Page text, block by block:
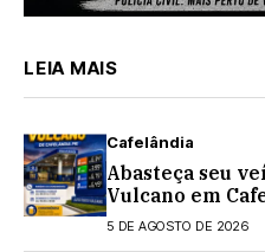
LEIA MAIS
Cafelândia
Abasteça seu
Vulcano em
5 DE AGOSTO DE 2026